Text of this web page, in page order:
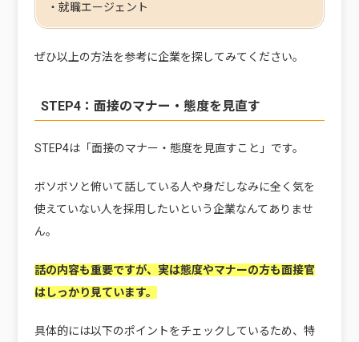
・就職エージェント
ぜひ以上の方法を参考に企業を探してみてください。
STEP4：面接のマナー・態度を見直す
STEP4は「面接のマナー・態度を見直すこと」です。
ボソボソと俯いて話している人や身だしなみに全く気を
使えていない人を採用したいという企業なんてありませ
ん。
話の内容も重要ですが、実は態度やマナーの方も面接官
はしっかり見ています。
具体的には以下のポイントをチェックしているため、特